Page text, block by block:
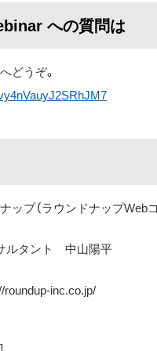
への質問は
どうぞ。
ップ（ラウンドナップWeb
ルタント 中山陽平
roundup-inc.co.jp/